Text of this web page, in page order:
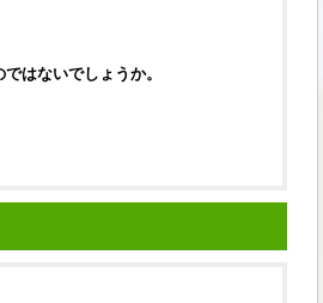
はないでしょうか。